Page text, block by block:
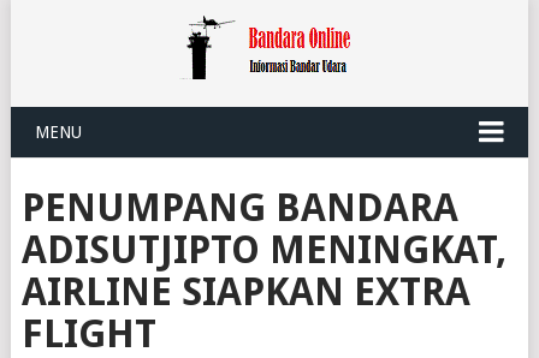
MENU
PENUMPANG BANDARA
ADISUTJIPTO MENINGKAT,
AIRLINE SIAPKAN EXTRA
FLIGHT